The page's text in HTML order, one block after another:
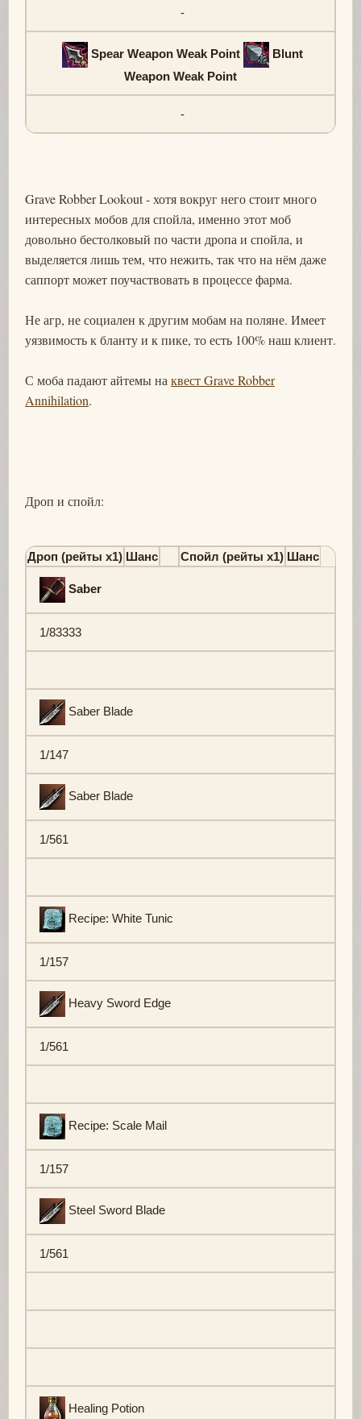
-
Spear Weapon Weak Point
Blunt
Weapon Weak Point
-
Grave Robber Lookout - хотя вокруг него стоит много
интересных мобов для спойла, именно этот моб
довольно бестолковый по части дропа и спойла, и
выделяется лишь тем, что нежить, так что на нём даже
саппорт может поучаствовать в процессе фарма.
Не агр, не социален к другим мобам на поляне. Имеет
уязвимость к бланту и к пике, то есть 100% наш клиент.
С моба падают айтемы на квест Grave Robber
Annihilation.
Дроп и спойл:
Дроп (рейты х1) Шанс Спойл (рейты х1) Шанс
Saber
1/83333
Saber Blade
1/147
Saber Blade
1/561
Recipe: White Tunic
1/157
Heavy Sword Edge
1/561
Recipe: Scale Mail
1/157
Steel Sword Blade
1/561
Healing Potion